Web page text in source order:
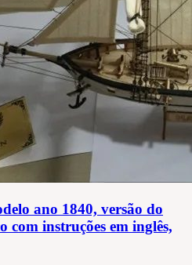
ano 1840, versão do
com instruções em inglês,